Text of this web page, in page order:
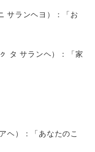
サランヘヨ）：「お
タ サランヘ）：「家
ヘ）：「あなたのこ